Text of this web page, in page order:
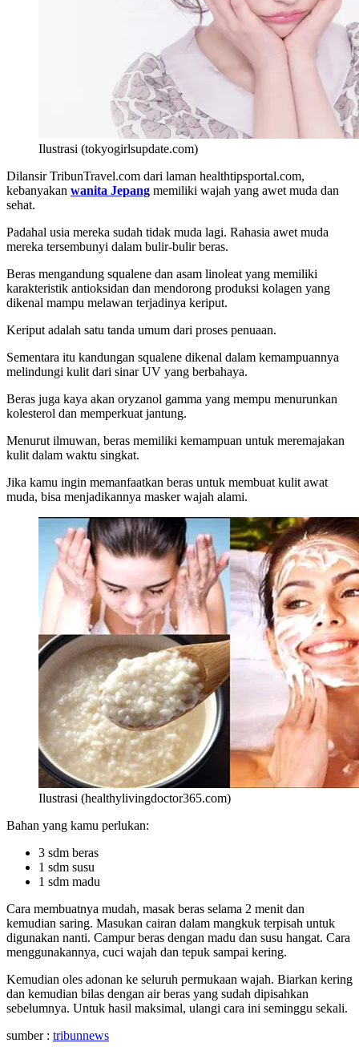
Ilustrasi (tokyogirlsupdate.com)
Dilansir TribunTravel.com dari laman healthtipsportal.com,
kebanyakan wanita Jepang memiliki wajah yang awet muda dan
sehat.
Padahal usia mereka sudah tidak muda lagi. Rahasia awet muda
mereka tersembunyi dalam bulir-bulir beras.
Beras mengandung squalene dan asam linoleat yang memiliki
karakteristik antioksidan dan mendorong produksi kolagen yang
dikenal mampu melawan terjadinya keriput.
Keriput adalah satu tanda umum dari proses penuaan.
Sementara itu kandungan squalene dikenal dalam kemampuannya
melindungi kulit dari sinar UV yang berbahaya.
Beras juga kaya akan oryzanol gamma yang mempu menurunkan
kolesterol dan memperkuat jantung.
Menurut ilmuwan, beras memiliki kemampuan untuk meremajakan
kulit dalam waktu singkat.
Jika kamu ingin memanfaatkan beras untuk membuat kulit awat
muda, bisa menjadikannya masker wajah alami.
Ilustrasi (healthylivingdoctor365.com)
Bahan yang kamu perlukan:
3 sdm beras
1 sdm susu
1 sdm madu
Cara membuatnya mudah, masak beras selama 2 menit dan
kemudian saring. Masukan cairan dalam mangkuk terpisah untuk
digunakan nanti. Campur beras dengan madu dan susu hangat. Cara
menggunakannya, cuci wajah dan tepuk sampai kering.
Kemudian oles adonan ke seluruh permukaan wajah. Biarkan kering
dan kemudian bilas dengan air beras yang sudah dipisahkan
sebelumnya. Untuk hasil maksimal, ulangi cara ini seminggu sekali.
sumber : tribunnews